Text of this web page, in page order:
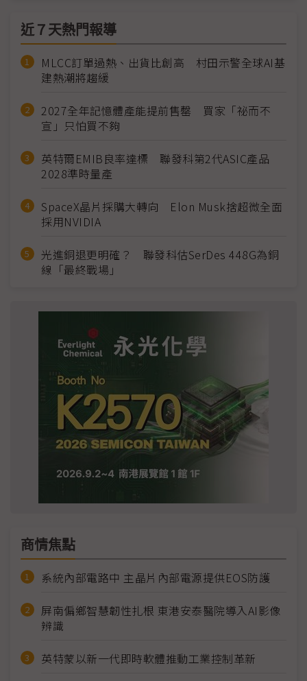
近７天熱門報導
MLCC訂單過熱、出貨比創高 村田示警全球AI基
建熱潮將趨緩
2027全年記憶體產能提前售罄 買家「祕而不
宣」只怕買不夠
英特爾EMIB良率達標 聯發科第2代ASIC產品
2028準時量產
SpaceX晶片採購大轉向 Elon Musk捨超微全面
採用NVIDIA
光進銅退更明確？ 聯發科估SerDes 448G為銅
線「最終戰場」
商情焦點
系統內部電路中 主晶片內部電源提供EOS防護
屏南偏鄉智慧韌性扎根 東港安泰醫院導入AI影像
辨識
英特蒙以新一代即時軟體推動工業控制革新